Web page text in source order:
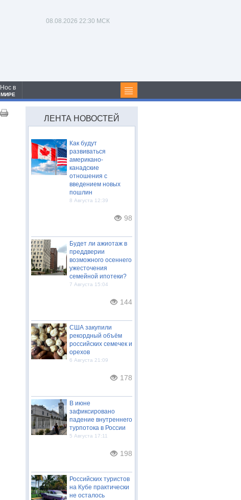
08.08.2026 22:30 МСК
Нос в
МИРЕ
ЛЕНТА НОВОСТЕЙ
Как будут
развиваться
американо-
канадские
отношения с
введением новых
пошлин
8 Августа 12:39
98
Будет ли ажиотаж в
преддверии
возможного осеннего
ужесточения
семейной ипотеки?
7 Августа 15:04
144
США закупили
рекордный объём
российских семечек и
орехов
6 Августа 21:09
178
В июне
зафиксировано
падение внутреннего
турпотока в России
5 Августа 17:11
198
Российских туристов
на Кубе практически
не осталось